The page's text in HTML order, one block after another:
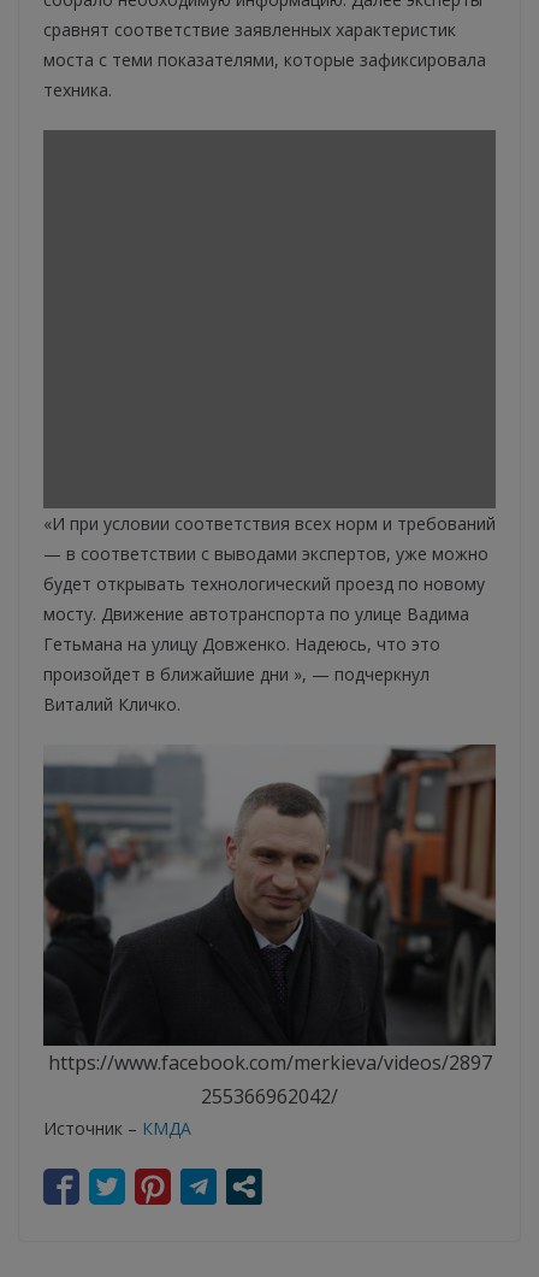
сравнят соответствие заявленных характеристик
моста с теми показателями, которые зафиксировала
техника.
«И при условии соответствия всех норм и требований
— в соответствии с выводами экспертов, уже можно
будет открывать технологический проезд по новому
мосту. Движение автотранспорта по улице Вадима
Гетьмана на улицу Довженко. Надеюсь, что это
произойдет в ближайшие дни », — подчеркнул
Виталий Кличко.
https://www.facebook.com/merkieva/videos/2897
255366962042/
Источник – КМДА